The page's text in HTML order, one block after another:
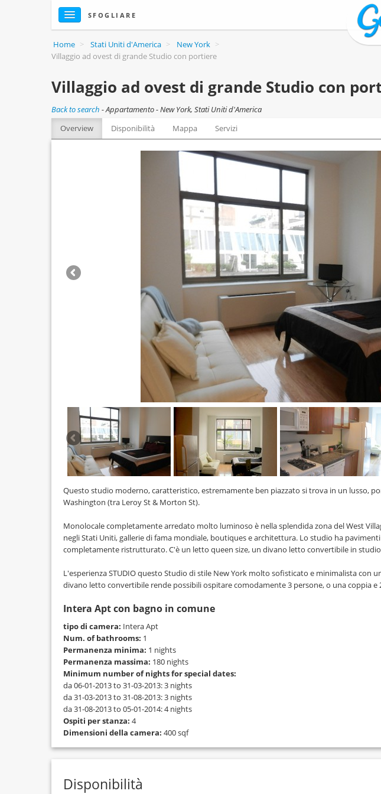
SFOGLIARE
Home > Stati Uniti d'America > New York >
Villaggio ad ovest di grande Studio con portiere
Villaggio ad ovest di grande Studio con
Back to search -Appartamento - New York, Stati Uniti d'America
Overview
Disponibilità Mappa Servizi
Questo studio moderno, caratteristico, estremamente ben piazzato si trova in un lusso,
Washington (tra Leroy St & Morton St).
Monolocale completamente arredato molto luminoso è nella splendida zona del West
negli Stati Uniti, gallerie di fama mondiale, boutiques e architettura. Lo studio ha
completamente ristrutturato. C'è un letto queen size, un divano letto convertibile in
L'esperienza STUDIO questo Studio di stile New York molto sofisticato e minimalista con
divano letto convertibile rende possibili ospitare comodamente 3 persone, o una coppia e
Intera Apt con bagno in comune
tipo di camera: Intera Apt
Num. of bathrooms: 1
Permanenza minima: 1 nights
Permanenza massima: 180 nights
Minimum number of nights for special dates:
da 06-01-2013 to 31-03-2013: 3 nights
da 31-03-2013 to 31-08-2013: 3 nights
da 31-08-2013 to 05-01-2014: 4 nights
Ospiti per stanza: 4
Dimensioni della camera: 400 sqf
Disponibilità